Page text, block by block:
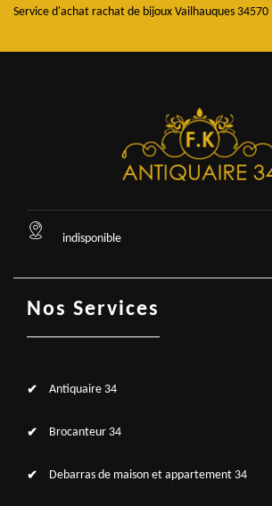
Service d'achat rachat de bijoux Vailhauques 34570
indisponible
Nos Services
Antiquaire 34
Brocanteur 34
Debarras de maison et appartement 34